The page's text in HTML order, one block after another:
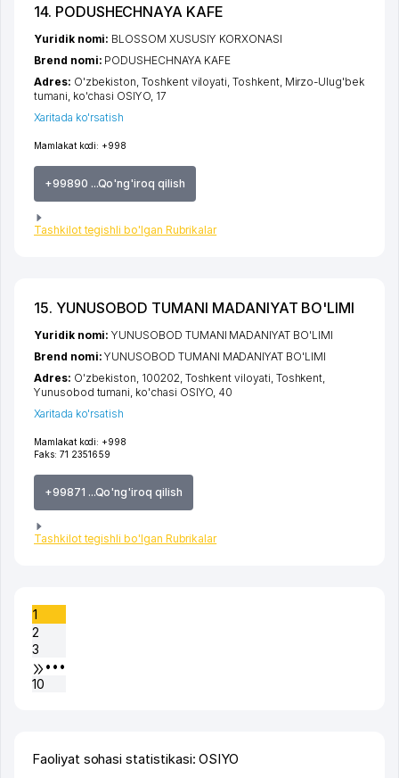
14. PODUSHECHNAYA KAFE
Mamlakat kodi: +998
+99890 ...Qo'ng'iroq qilish
Tashkilot tegishli bo'lgan Rubrikalar
Yuridik nomi: BLOSSOM XUSUSIY KORXONASI
Brend nomi: PODUSHECHNAYA KAFE
Adres: O'zbekiston,Toshkent viloyati ,Toshkent, Mirzo-Ulug'bek
tumani ko'chasi OSIYO, 17
Xaritada ko'rsatish
15. YUNUSOBOD TUMANI MADANIYAT BO'LIMI
Mamlakat kodi: +998
Faks: 71 2351659
+99871 ...Qo'ng'iroq qilish
Tashkilot tegishli bo'lgan Rubrikalar
Yuridik nomi:YUNUSOBOD TUMANI MADANIYAT BO'LIMI
Brend nomi:YUNUSOBOD TUMANI MADANIYAT BO'LIMI
Adres: O'zbekiston, 100202, Toshkent viloyati Toshkent
Yunusobod tumani ko'chasi OSIYO , 40
Xaritada ko'rsatish
1
2
3
•••
10
Faoliyat sohasi statistikasi: OSIYO